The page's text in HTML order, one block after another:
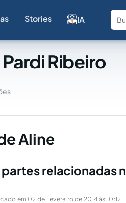
Stories IA
Ribeiro
Aline
relacionadas
em 02 de Fevereiro de 2014 às 10:12